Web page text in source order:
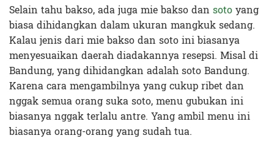
Selain tahu bakso, ada juga mie bakso dan sotoyang
biasa dihidangkan dalam ukuran mangkuk sedang.
Kalau jenis dari mie bakso dan soto ini biasanya
menyesuaikan daerah diadakannya resepsi. Misal di
Bandung, yang dihidangkan adalah soto Bandung.
Karena cara mengambilnya yang cukup ribet dan
nggak semua orang suka soto, menu gubukan ini
biasanya nggak terlalu antre. Yang ambil menu ini
biasanya orang-orang yang sudah tua.